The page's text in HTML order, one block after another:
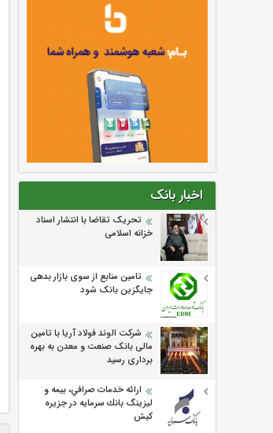
اخبار بانک
تحریک تقاضا با انتشار اسناد
خزانه اسلامی
تامین منابع از سوی بازار بدهی
جایگزین بانک شود
شرکت الوند فولاد آریا با تامین
مالی بانک صنعت و معدن به بهره
برداری رسید
ارائه خدمات صرافي، بيمه و
ليزينگ بانك سرمايه در جزيره
كيش